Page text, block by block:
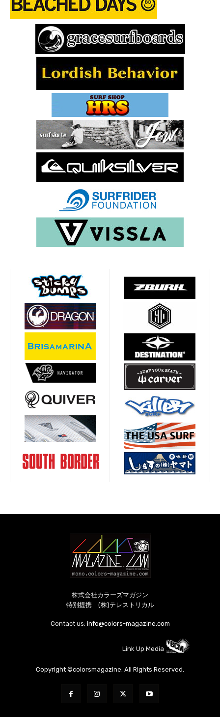
株式会社カラーズマガジン
特別提携 (株)テレストリカル
Contact us: info@colors-magazine.com
Link Up Media
Copyright ©colorsmagazine. All Rights Reserved.